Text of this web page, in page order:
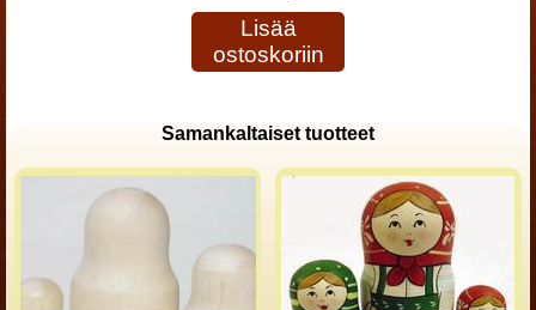
Lisää
ostoskoriin
Samankaltaiset tuotteet